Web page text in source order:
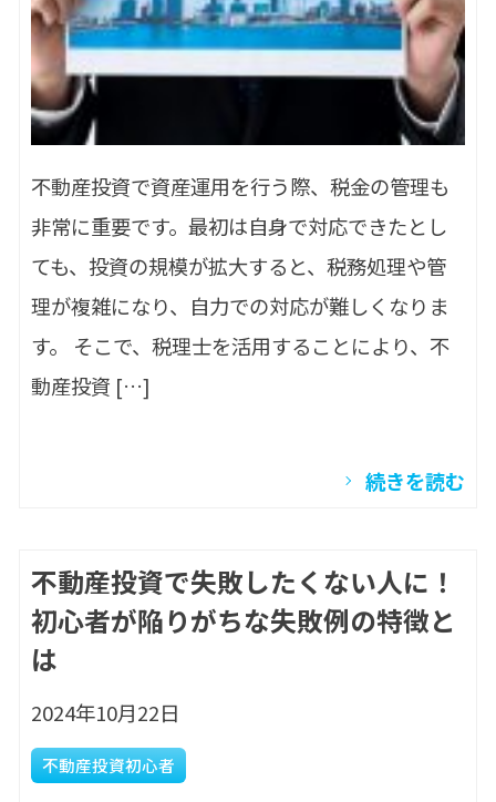
不動産投資で資産運用を行う際、税金の管理も
非常に重要です。最初は自身で対応できたとし
ても、投資の規模が拡大すると、税務処理や管
理が複雑になり、自力での対応が難しくなりま
す。 そこで、税理士を活用することにより、不
動産投資 […]
続きを読む
不動産投資で失敗したくない人に！
初心者が陥りがちな失敗例の特徴と
は
2024年10月22日
不動産投資初心者